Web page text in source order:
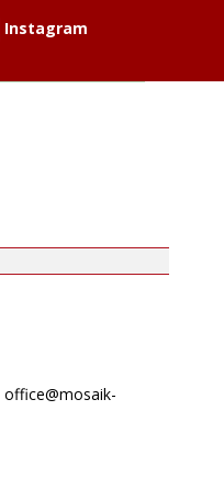
Instagram
office@mosaik-